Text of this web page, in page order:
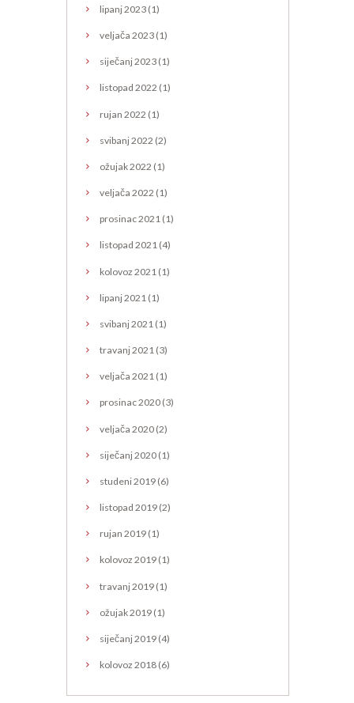
lipanj2023(1)
veljača 2023(1)
siječanj2023(1)
listopad 2022 (1)
rujan 2022 (1)
svibanj2022 (2)
ožujak2022 (1)
veljača 2022 (1)
prosinac2021(1)
listopad 2021(4)
kolovoz 2021 (1)
lipanj2021 (1)
svibanj2021 (1)
travanj2021(3)
veljača 2021(1)
prosinac2020(3)
veljača 2020(2)
siječanj2020(1)
studeni2019(6)
listopad 2019(2)
rujan 2019(1)
kolovoz 2019(1)
travanj2019(1)
ožujak2019(1)
siječanj2019(4)
kolovoz 2018(6)